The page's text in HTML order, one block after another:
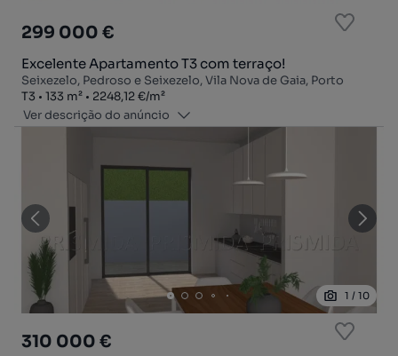
299 000 €
Excelente Apartamento T3 com terraço!
Seixezelo, Pedroso e Seixezelo, Vila Nova de Gaia, Porto
Tipologia
T3
Zona133 m²
Preço por metro quadrado
2248,12 €/m²
Ver descrição do anúncio
1 / 10
310 000 €